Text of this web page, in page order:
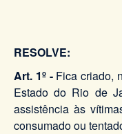
RESOLVE:
Art. 1º -Fica criado,
Estado do Rio de
assistência às
consumado ou